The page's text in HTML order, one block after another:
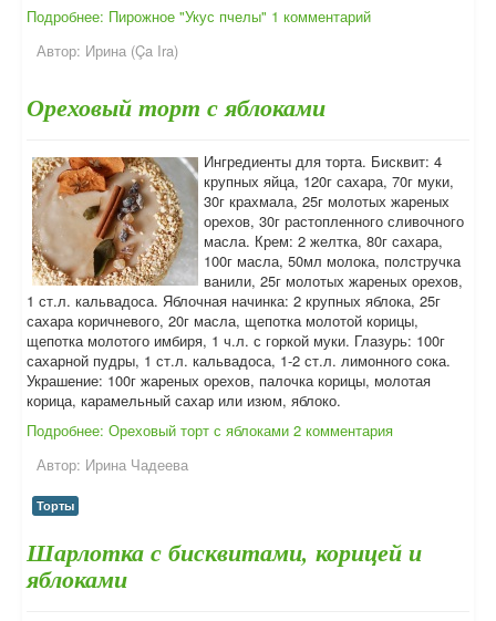
Подробнее: Пирожное "Укус пчелы" 1 комментарий
Автор: Ирина (Ça Ira)
Ореховый торт с яблоками
Ингредиенты для торта. Бисквит: 4
крупных яйца, 120г сахара, 70г муки,
30г крахмала, 25г молотых жареных
орехов, 30г растопленного сливочного
масла. Крем: 2 желтка, 80г сахара,
100г масла, 50мл молока, полстручка
ванили, 25г молотых жареных орехов,
1 ст.л. кальвадоса. Яблочная начинка: 2 крупных яблока, 25г
сахара коричневого, 20г масла, щепотка молотой корицы,
щепотка молотого имбиря, 1 ч.л. с горкой муки. Глазурь: 100г
сахарной пудры, 1 ст.л. кальвадоса, 1-2 ст.л. лимонного сока.
Украшение: 100г жареных орехов, палочка корицы, молотая
корица, карамельный сахар или изюм, яблоко.
Подробнее: Ореховый торт с яблоками 2 комментария
Автор: Ирина Чадеева
Торты
Шарлотка с бисквитами, корицей и
яблоками